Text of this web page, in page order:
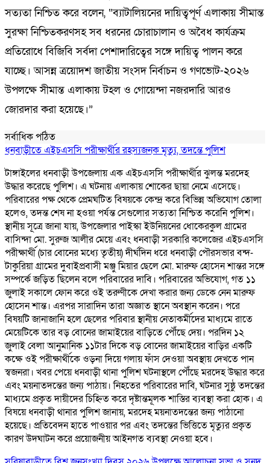
সত্যতা নিশ্চিত করে বলেন, “ব্যাটালিয়নের দায়িত্বপূর্ণ এলাকায় সীমান্ত
সুরক্ষা নিশ্চিতকরণসহ সব ধরনের চোরাচালান ও অবৈধ কার্যক্রম
প্রতিরোধে বিজিবি সর্বদা পেশাদারিত্বের সঙ্গে দায়িত্ব পালন করে
যাচ্ছে। আসন্ন ত্রয়োদশ জাতীয় সংসদ নির্বাচন ও গণভোট-২০২৬
উপলক্ষে সীমান্ত এলাকায় টহল ও গোয়েন্দা নজরদারি আরও
জোরদার করা হয়েছে।”
সর্বাধিক পঠিত
ধনবাড়ীতে এইচএসসি পরীক্ষার্থীর রহস্যজনক মৃত্যু, তদন্তে পুলিশ
টাঙ্গাইলের ধনবাড়ী উপজেলায় এক এইচএসসি পরীক্ষার্থীর ঝুলন্ত মরদেহ
উদ্ধার করেছে পুলিশ। এ ঘটনায় এলাকায় শোকের ছায়া নেমে এসেছে।
পরিবারের পক্ষ থেকে প্রেমঘটিত বিষয়কে কেন্দ্র করে বিভিন্ন অভিযোগ তোলা
হলেও, তদন্ত শেষ না হওয়া পর্যন্ত সেগুলোর সত্যতা নিশ্চিত করেনি পুলিশ।
স্থানীয় সূত্রে জানা যায়, উপজেলার পাইস্কা ইউনিয়নের ধোকেরকুল গ্রামের
বাসিন্দা মো. সুরুজ আলীর মেয়ে এবং ধনবাড়ী সরকারি কলেজের এইচএসসি
পরীক্ষার্থী (চার বোনের মধ্যে তৃতীয়) দীর্ঘদিন ধরে ধনবাড়ী পৌরসভার বন্দ-
টাকুরিয়া গ্রামের দুবাইপ্রবাসী মঞ্জু মিয়ার ছেলে মো. মারুফ হোসেন শান্তর সঙ্গে
সম্পর্কে জড়িত ছিলেন বলে পরিবারের দাবি। পরিবারের অভিযোগ, গত ১১
জুলাই সকালে ফোন করে ওই তরুণীকে দেখা করার জন্য ডেকে নেন মারুফ
হোসেন শান্ত। এরপর সারাদিন তারা অজ্ঞাত স্থানে অবস্থান করেন। পরে
বিষয়টি জানাজানি হলে ছেলের পরিবার স্থানীয় নেতাকর্মীদের মাধ্যমে রাতে
মেয়েটিকে তার বড় বোনের জামাইয়ের বাড়িতে পৌঁছে দেয়। পরদিন ১২
জুলাই বেলা আনুমানিক ১১টার দিকে বড় বোনের জামাইয়ের বাড়ির একটি
কক্ষে ওই পরীক্ষার্থীকে ওড়না দিয়ে গলায় ফাঁস দেওয়া অবস্থায় দেখতে পান
স্বজনরা। খবর পেয়ে ধনবাড়ী থানা পুলিশ ঘটনাস্থলে পৌঁছে মরদেহ উদ্ধার করে
এবং ময়নাতদন্তের জন্য পাঠায়। নিহতের পরিবারের দাবি, ঘটনার সুষ্ঠু তদন্তের
মাধ্যমে প্রকৃত দায়ীদের চিহ্নিত করে দৃষ্টান্তমূলক শাস্তির ব্যবস্থা করা হোক। এ
বিষয়ে ধনবাড়ী থানার পুলিশ জানায়, মরদেহ ময়নাতদন্তের জন্য পাঠানো
হয়েছে। প্রতিবেদন হাতে পাওয়ার পর এবং তদন্তের ভিত্তিতে মৃত্যুর প্রকৃত
কারণ উদঘাটন করে প্রয়োজনীয় আইনগত ব্যবস্থা নেওয়া হবে।